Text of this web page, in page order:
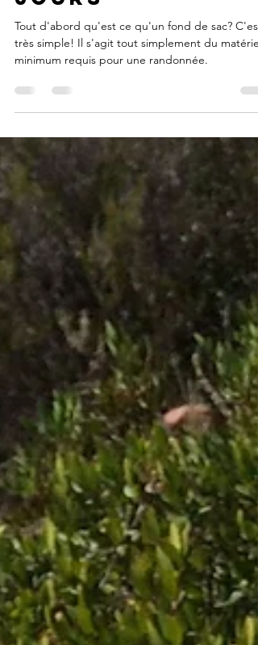
Fond de sac
pour plusieurs
jours
Tout d'abord qu'est ce qu'un fond de sac? C'est